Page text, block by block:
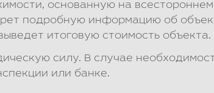
основанную на
подробную информацию об
итоговую стоимость объекта.
силу. В случае
или банке.